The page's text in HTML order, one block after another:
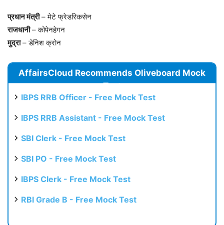
प्रधान मंत्री– मेटे फ्रेडरिकसेन
राजधानी– कोपेनहेगन
मुद्रा– डेनिश क्रोन
AffairsCloud Recommends Oliveboard Mock
Test
IBPS RRB Officer - Free Mock Test
IBPS RRB Assistant - Free Mock Test
SBI Clerk - Free Mock Test
SBI PO - Free Mock Test
IBPS Clerk - Free Mock Test
RBI Grade B - Free Mock Test